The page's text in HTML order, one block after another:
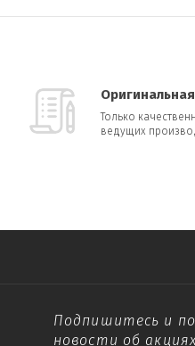
Только
ведущих
Подпишитесь и
новости об